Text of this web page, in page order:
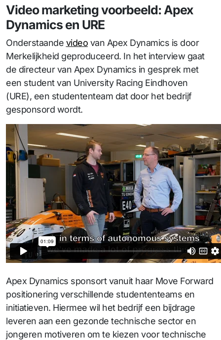
Video marketing voorbeeld: Apex
Dynamics en URE
Onderstaande video van Apex Dynamics is door
Merkelijkheid geproduceerd. In het interview gaat
de directeur van Apex Dynamics in gesprek met
een student van University Racing Eindhoven
(URE), een studententeam dat door het bedrijf
gesponsord wordt.
Apex Dynamics sponsort vanuit haar Move Forward
positionering verschillende studententeams en
initiatieven. Hiermee wil het bedrijf een bijdrage
leveren aan een gezonde technische sector en
jongeren motiveren om te kiezen voor technische